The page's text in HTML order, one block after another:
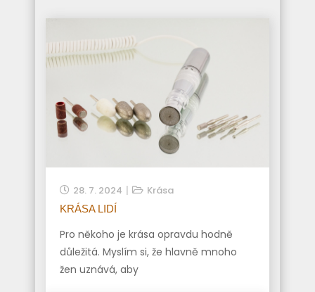
28. 7. 2024 Krása
KRÁSA LIDÍ
Pro někoho je krása opravdu hodně
důležitá. Myslím si, že hlavně mnoho
žen uznává, aby